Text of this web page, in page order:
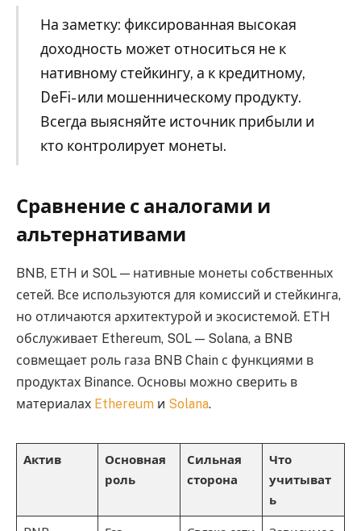
На заметку: фиксированная высокая
доходность может относиться не к
нативному стейкингу, а к кредитному,
DeFi- или мошенническому продукту.
Всегда выясняйте источник прибыли и
кто контролирует монеты.
Сравнение с аналогами и
альтернативами
BNB, ETH и SOL — нативные монеты собственных
сетей. Все используются для комиссий и стейкинга,
но отличаются архитектурой и экосистемой. ETH
обслуживает Ethereum, SOL — Solana, а BNB
совмещает роль газа BNB Chain с функциями в
продуктах Binance. Основы можно сверить в
материалах Ethereum и Solana.
Актив
Основная
роль
Сильная
сторона
Что
учитыват
ь